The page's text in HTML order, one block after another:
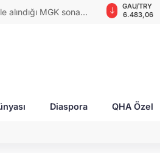
Tatarları ile Ahıska
6.483,06
BIST 100
13.798,82
Diaspora QHA Özel